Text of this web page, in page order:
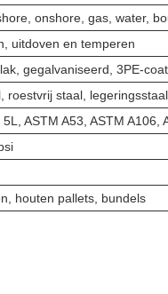
onshore, gas, water,
uitdoven en temperen
gegalvaniseerd, 3PE-
roestvrij staal, legeringsstaal
5L, ASTM A53, ASTM A106,
houten pallets, bundels